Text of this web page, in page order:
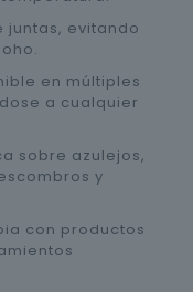
juntas, evitando
en múltiples
a cualquier
sobre azulejos,
y
con productos